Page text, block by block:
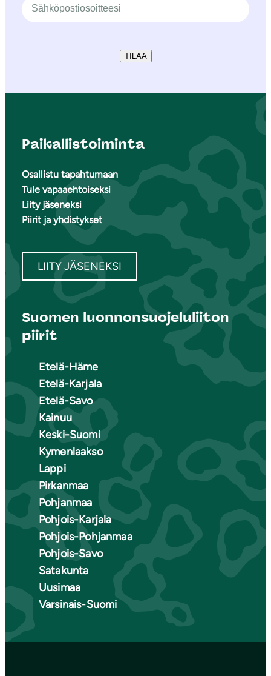
TILAA
Paikallistoiminta
Osallistu tapahtumaan
Tule vapaaehtoiseksi
Liity jäseneksi
Piirit ja yhdistykset
LIITY JÄSENEKSI
Suomen luonnonsuojeluliiton
piirit
Etelä-Häme
Etelä-Karjala
Etelä-Savo
Kainuu
Keski-Suomi
Kymenlaakso
Lappi
Pirkanmaa
Pohjanmaa
Pohjois-Karjala
Pohjois-Pohjanmaa
Pohjois-Savo
Satakunta
Uusimaa
Varsinais-Suomi